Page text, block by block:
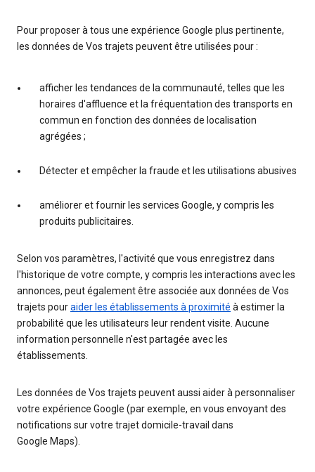
Pour proposer à tous une expérience Google plus pertinente,
les données de Vos trajets peuvent être utilisées pour :
afficher les tendances de la communauté, telles que les
horaires d'affluence et la fréquentation des transports en
commun en fonction des données de localisation
agrégées ;
Détecter et empêcher la fraude et les utilisations abusives
améliorer et fournir les services Google, y compris les
produits publicitaires.
Selon vos paramètres, l'activité que vous enregistrez dans
l'historique de votre compte, y compris les interactions avec les
annonces, peut également être associée aux données de Vos
trajets pouraider les établissements à proximité à estimer la
probabilité que les utilisateurs leur rendent visite. Aucune
information personnelle n'est partagée avec les
établissements.
Les données de Vos trajets peuvent aussi aider à personnaliser
votre expérience Google (par exemple, en vous envoyant des
notifications sur votre trajet domicile-travail dans
Google Maps).